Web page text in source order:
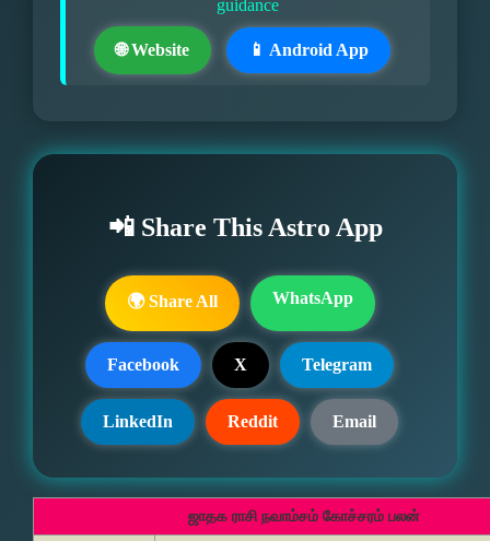
guidance
🌐 Website 📱 Android App
📲 Share This Astro App
🌍 Share All WhatsApp
Facebook X Telegram
LinkedIn Reddit Email
ஜாதக ராசி நவாம்சம் கோச்சரம் பலன்